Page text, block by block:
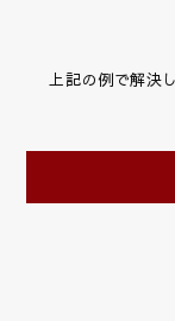
上記の例で解決